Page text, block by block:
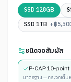
SSD 128GB
SSD 1TB +฿
ชนิดจอสัมผัส
P-CAP 10-
มาตรฐาน — กระจกเต็ม